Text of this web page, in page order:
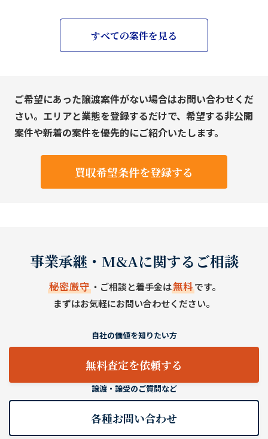
すべての案件を見る
ご希望にあった譲渡案件がない場合はお問い合わせくだ
さい。エリアと業態を登録するだけで、希望する非公開
案件や新着の案件を優先的にご紹介いたします。
買収希望条件を登録する
事業承継・M&Aに関するご相談
秘密厳守・ご相談と着手金は無料です。
まずはお気軽にお問い合わせください。
自社の価値を知りたい方
無料査定を依頼する
譲渡・譲受のご質問など
各種お問い合わせ